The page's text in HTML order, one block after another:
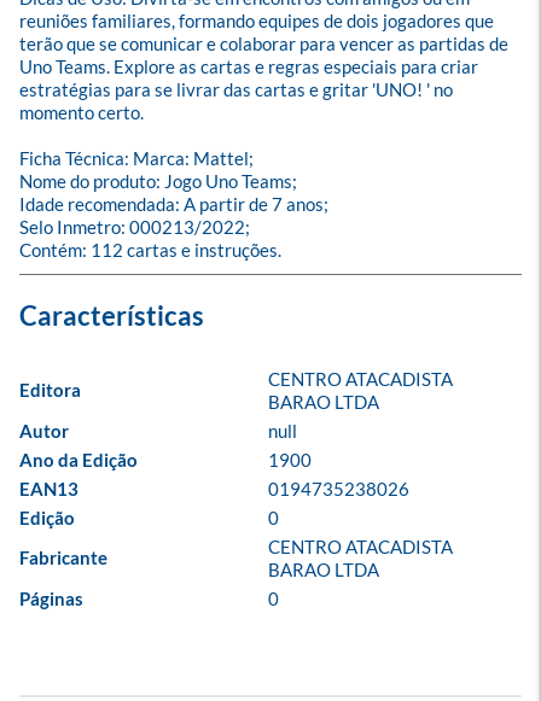
reuniões familiares, formando equipes de dois jogadores que
terão que se comunicar e colaborar para vencer as partidas de
Uno Teams. Explore as cartas e regras especiais para criar
estratégias para se livrar das cartas e gritar 'UNO! ' no
momento certo.
Ficha Técnica: Marca: Mattel;
Nome do produto: Jogo Uno Teams;
Idade recomendada: A partir de 7 anos;
Selo Inmetro: 000213/2022;
Contém: 112 cartas e instruções.
Editora
CENTRO ATACADISTA
BARAO LTDA
Autor
null
Ano da Edição
1900
EAN13
0194735238026
Edição
0
Fabricante
CENTRO ATACADISTA
BARAO LTDA
Páginas
0